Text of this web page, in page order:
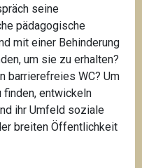
seine
pädagogische
mit einer Behinderung
um sie zu erhalten?
barrierefreies WC? Um
finden, entwickeln
ihr Umfeld soziale
breiten Öffentlichkeit